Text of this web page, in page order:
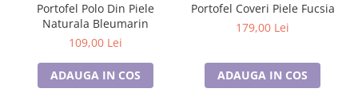
Portofel Polo Din Piele
Naturala Bleumarin
109,00 Lei
ADAUGA IN COS
Portofel Coveri Piele Fucsia
179,00 Lei
ADAUGA IN COS